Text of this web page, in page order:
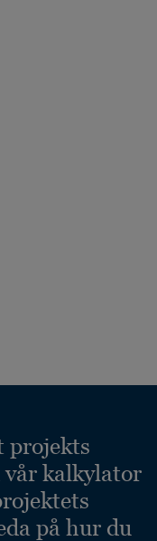
projekts
kalkylator
på hur du